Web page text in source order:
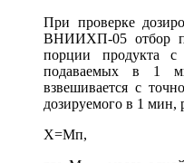
При проверке
ВНИИХП-05 отбор
порции продукта с
подаваемых в 1
взвешивается с
дозируемого в 1 мин,
Х=Мп,